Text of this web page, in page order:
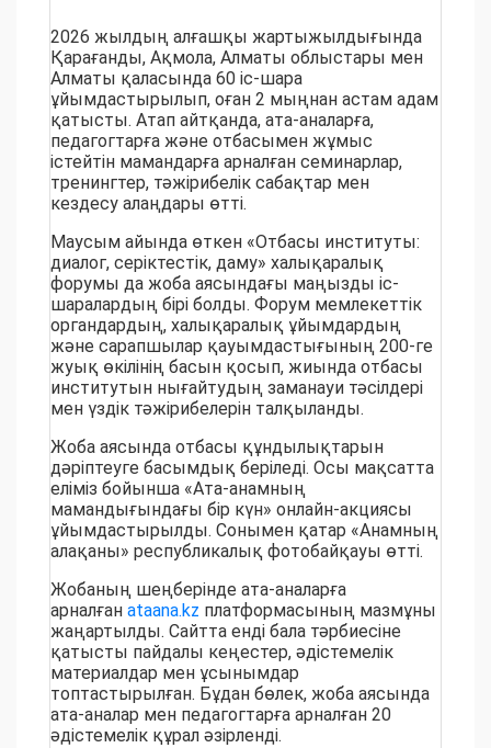
2026 жылдың алғашқы жартыжылдығында
Қарағанды, Ақмола, Алматы облыстары мен
Алматы қаласында 60 іс-шара
ұйымдастырылып, оған 2 мыңнан астам адам
қатысты. Атап айтқанда, ата-аналарға,
педагогтарға және отбасымен жұмыс
істейтін мамандарға арналған семинарлар,
тренингтер, тәжірибелік сабақтар мен
кездесу алаңдары өтті.
Маусым айында өткен «Отбасы институты:
диалог, серіктестік, даму» халықаралық
форумы да жоба аясындағы маңызды іс-
шаралардың бірі болды. Форум мемлекеттік
органдардың, халықаралық ұйымдардың
және сарапшылар қауымдастығының 200-ге
жуық өкілінің басын қосып, жиында отбасы
институтын нығайтудың заманауи тәсілдері
мен үздік тәжірибелерін талқыланды.
Жоба аясында отбасы құндылықтарын
дәріптеуге басымдық беріледі. Осы мақсатта
еліміз бойынша «Ата-анамның
мамандығындағы бір күн» онлайн-акциясы
ұйымдастырылды. Сонымен қатар «Анамның
алақаны» республикалық фотобайқауы өтті.
Жобаның шеңберінде ата-аналарға
арналған ataana.kz платформасының мазмұны
жаңартылды. Сайтта енді бала тәрбиесіне
қатысты пайдалы кеңестер, әдістемелік
материалдар мен ұсынымдар
топтастырылған. Бұдан бөлек, жоба аясында
ата-аналар мен педагогтарға арналған 20
әдістемелік құрал әзірленді.